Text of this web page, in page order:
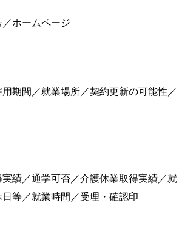
ホームページ
期間／就業場所／契約更新の可能性／
績／通学可否／介護休業取得実績／就
等／就業時間／受理・確認印